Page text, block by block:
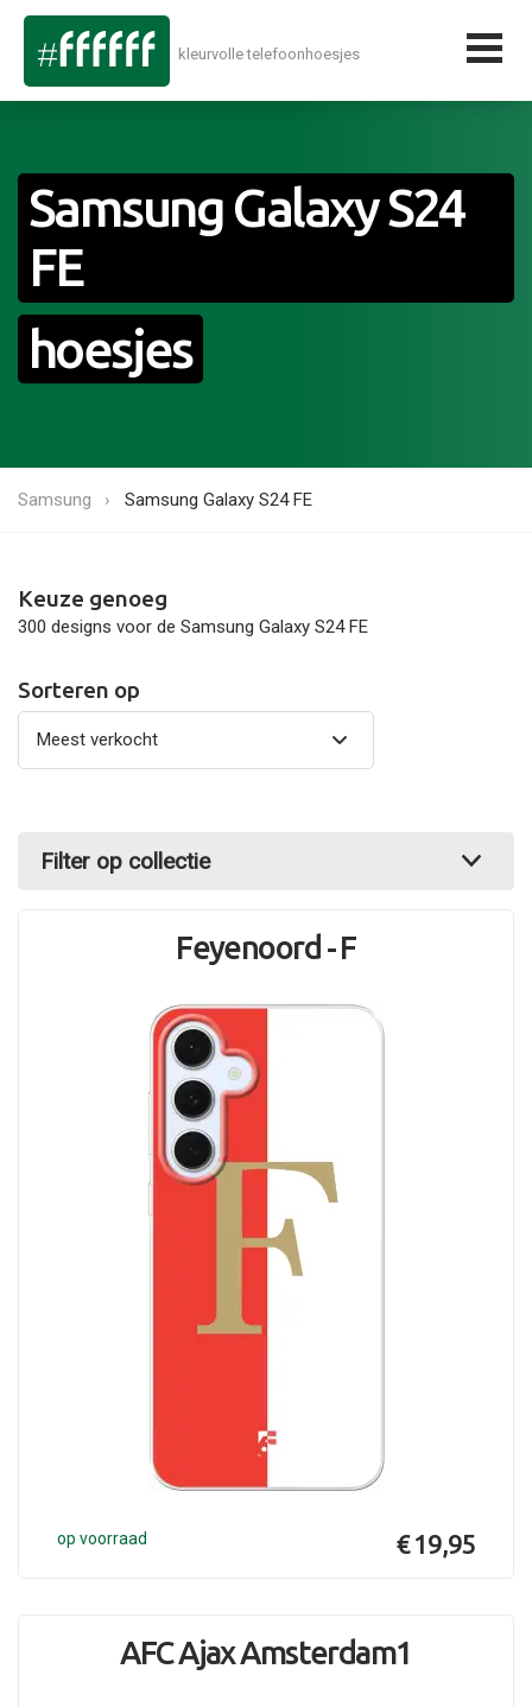
kleurvolle telefoonhoesjes
Samsung Galaxy S24
FE
hoesjes
Samsung Samsung Galaxy S24 FE
Keuze genoeg
300 designs voor de Samsung Galaxy S24 FE
Sorteren op
Filter op collectie
Feyenoord - F
op voorraad € 19,95
AFC Ajax Amsterdam1